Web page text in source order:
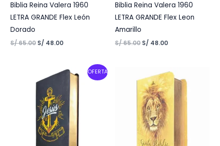
Biblia Reina Valera 1960
LETRA GRANDE Flex León
Dorado
S/65.00 S/ 48.00
Biblia Reina Valera 1960
LETRA GRANDE Flex Leon
Amarillo
S/65.00 S/ 48.00
OFERTA
Original
price
was:
S/ 65.00.
Current
price
S/ 48.00.